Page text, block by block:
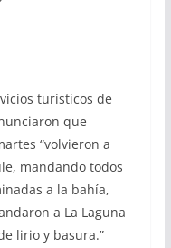
turísticos de
que
“volvieron a
mandando todos
a la bahía,
a La Laguna
lirio y basura.”